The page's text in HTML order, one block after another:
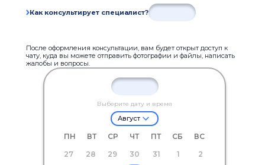
Как консультирует специалист?
После оформления консультации, вам будет открыт доступ к
чату, куда вы можете отправить фотографии и файлы, написать
жалобы и вопросы.
Выберите дату и время
Август
ПН ВТ СР ЧТ ПТ СБ
ВС
27
28 29 30 31 1
2